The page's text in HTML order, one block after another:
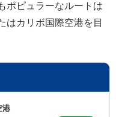
ポピュラーなルートは
はカリボ国際空港を目
港